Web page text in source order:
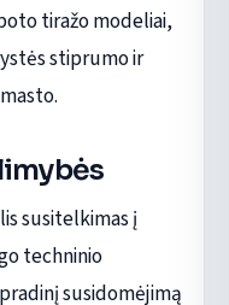
tiražo modeliai,
stiprumo ir
susitelkimas į
techninio
susidomėjimą